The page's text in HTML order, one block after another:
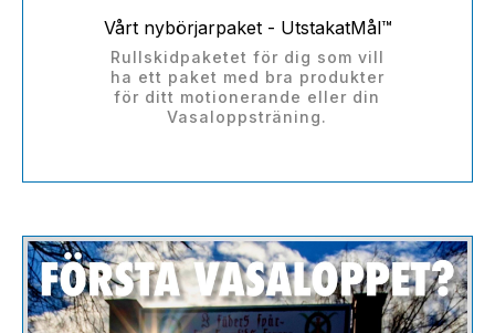
Vårt nybörjarpaket - UtstakatMål™
Rullskidpaketet för dig som vill
ha ett paket med bra produkter
för ditt motionerande eller din
Vasaloppsträning.